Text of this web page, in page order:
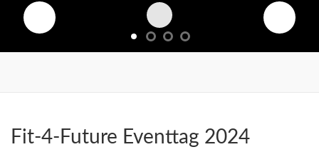
Fit-4-Future Eventtag 2024